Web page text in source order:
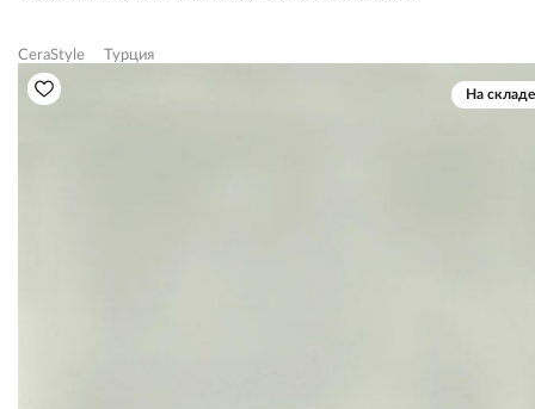
CeraStyle Турция
На складе